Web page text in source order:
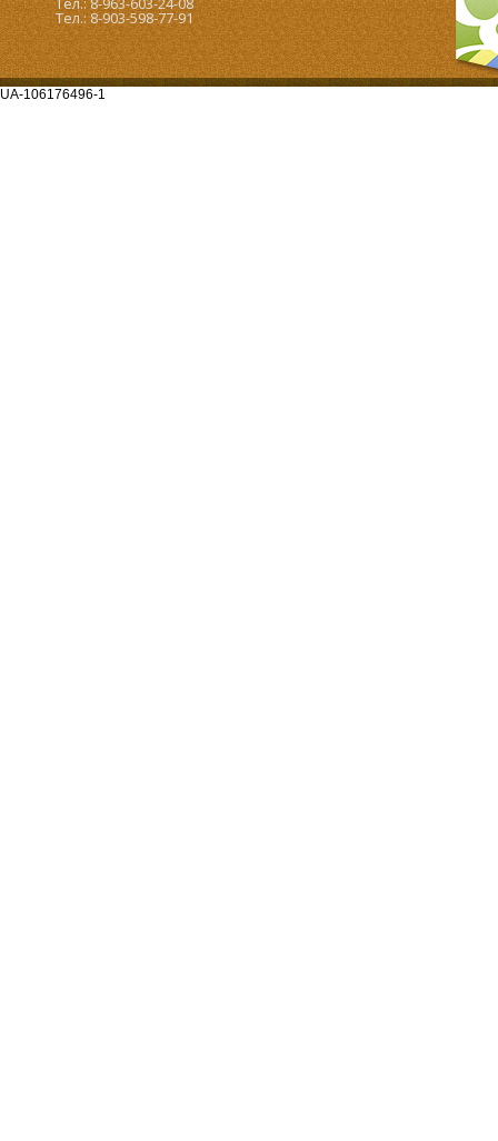
Тел.: 8-903-598-77-91
UA-106176496-1